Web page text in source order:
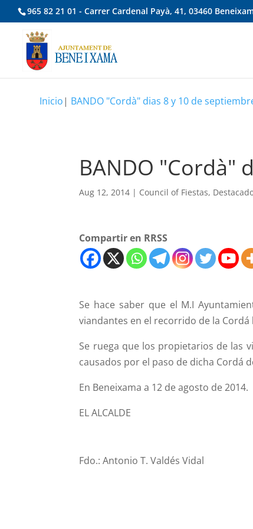
965 82 21 01 - Carrer Cardenal Payà, 41, 03460
Inicio| BANDO "Cordà" dias 8 y 10 de
BANDO "Cordà"
Aug 12, 2014 | Council of Fiestas,
Compartir en RRSS
Se hace saber que el M.I
viandantes en el recorrido de la Cordá
Se ruega que los propietarios de las
causados por el paso de dicha Cordá
En Beneixama a 12 de agosto de 2014.
EL ALCALDE
Fdo.: Antonio T. Valdés Vidal